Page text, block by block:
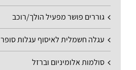
גוררים פושר מפעיל הולך/רוכב
עגלה חשמלית לאיסוף עגלות סופר
סולמות אלומיניום וברזל